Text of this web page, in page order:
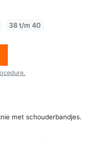
38 t/m 40
met schouderbandjes.